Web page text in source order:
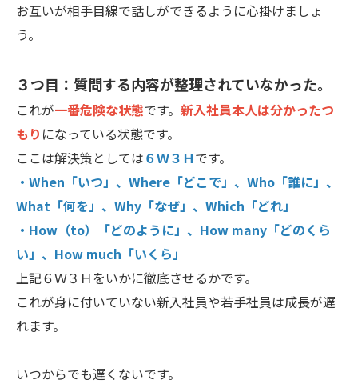
お互いが相手目線で話しができるように心掛けましょ
う。
３つ目：質問する内容が整理されていなかった。
これが一番危険な状態です。 新入社員本人は分かったつ
もり になっている状態です。
ここは解決策としては６Ｗ３Ｈです。
・When「いつ」、Where「どこで」、Who「誰に」、
What「何を」、Why「なぜ」、Which「どれ」
・How（to）「どのように」、How many「どのくら
い」、How much「いくら」
上記６Ｗ３Ｈをいかに徹底させるかです。
これが身に付いていない新入社員や若手社員は成長が遅
れます。
いつからでも遅くないです。